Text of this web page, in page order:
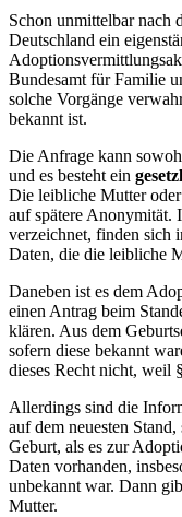
Schon unmittelbar nach
Deutschland ein
Bundesamt für Familie
solche Vorgänge
bekannt ist.
Die Anfrage kann
und es besteht ein
Die leibliche Mutter
auf spätere Anonymität.
verzeichnet, finden sich
Daten, die die leibliche
Daneben ist es dem
einen Antrag beim
klären. Aus dem
sofern diese bekannt
dieses Recht nicht, weil
Allerdings sind die
auf dem neuesten
Geburt, als es zur
Daten vorhanden,
unbekannt war. Dann
Mutter.